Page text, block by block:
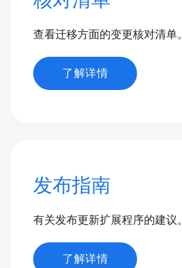
查看迁移方面的变更核对清单。
了解详情
发布指南
有关发布更新扩展程序的建议。
了解详情